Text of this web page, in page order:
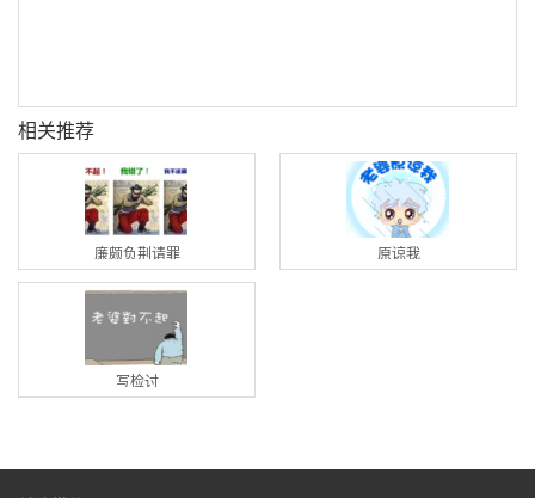
相关推荐
廉颇负荆请罪 原谅我
写检讨